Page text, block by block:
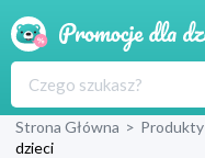
Strona Główna > Produkty
dzieci